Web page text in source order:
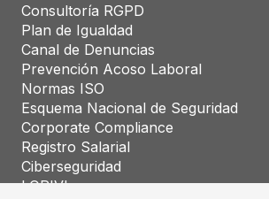
Consultoría RGPD
Plan de Igualdad
Canal de Denuncias
Prevención Acoso Laboral
Normas ISO
Esquema Nacional de Seguridad
Corporate Compliance
Registro Salarial
Ciberseguridad
LOPIVI